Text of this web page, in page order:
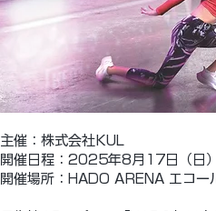
​主催：株式会社KUL
開催日程：2025年8月17日（日）
開催場所：HADO ARENA エコ